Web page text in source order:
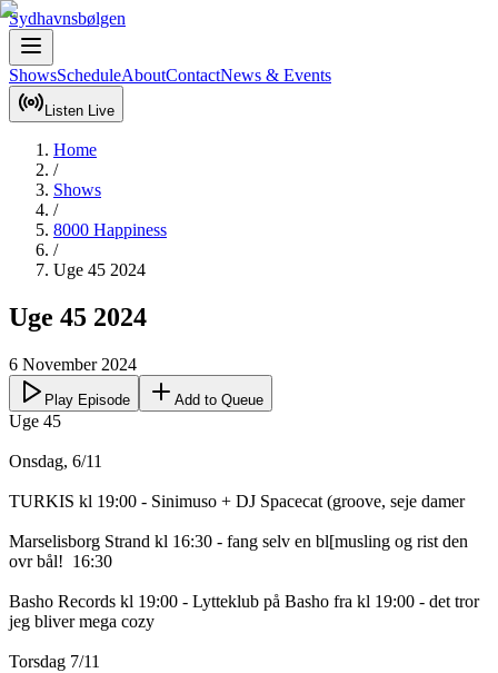
Sydhavnsbølgen
ShowsScheduleAboutContactNews & Events
Listen Live
Home
/
Shows
/
8000 Happiness
/
Uge 45 2024
Uge 45 2024
6 November 2024
Play Episode Add to Queue
Uge 45
Onsdag, 6/11
TURKIS kl 19:00 - Sinimuso + DJ Spacecat (groove, seje damer
Marselisborg Strand kl 16:30 - fang selv en bl[musling og rist den
ovr bål!  16:30
Basho Records kl 19:00 - Lytteklub på Basho fra kl 19:00 - det tror
jeg bliver mega cozy
Torsdag 7/11